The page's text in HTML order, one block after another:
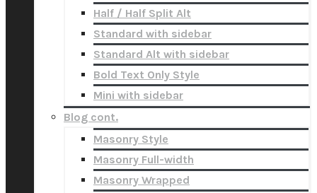
Half / Half Split Alt
Standard with sidebar
Standard Alt with sidebar
Bold Text Only Style
Mini with sidebar
Blog cont.
Masonry Style
Masonry Full-width
Masonry Wrapped